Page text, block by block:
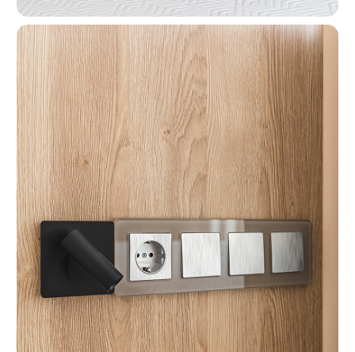
«Мебель-Королей» —
производим мебель
на заказ с 2005 года
О КОМПАНИИ
Мы — семейная компания «Мебель-Королей»!
С 2005 года производим мебель на заказ в Москве,
контролируя весь процесс — от проекта
до установки. За годы работы реализовали сотни
проектов, поэтому точно понимаем, как сделать
мебель, которая будет удобной в использовании
и прослужит долгие годы. Подходим к задаче
системно: учитываем планировку, потребности
и бюджет клиента. Перед запуском показываем
проект и фиксируем стоимость — вы заранее
понимаете результат и не сталкиваетесь
с неожиданными расходами.